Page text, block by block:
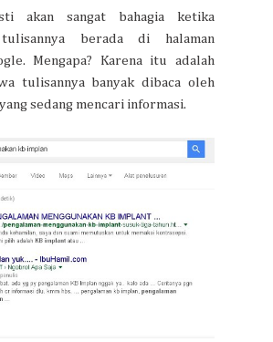
akan sangat bahagia ketika
berada di halaman
Mengapa? Karena itu adalah
tulisannya banyak dibaca oleh
sedang mencari informasi.